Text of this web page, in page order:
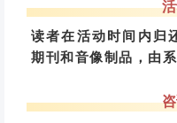
读者在活动时间内归
期刊和音像制品，由